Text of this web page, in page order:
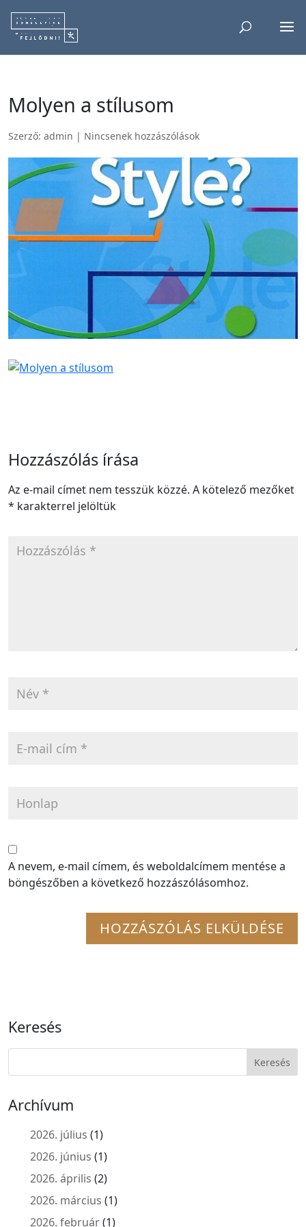
Molyen a stílusom
Szerző: admin | Nincsenek hozzászólások
Hozzászólás írása
Az e-mail címet nem tesszük közzé. A kötelező mezőket
* karakterrel jelöltük
A nevem, e-mail címem, és weboldalcímem mentése a
böngészőben a következő hozzászólásomhoz.
Keresés
Archívum
2026. július (1)
2026. június (1)
2026. április (2)
2026. március (1)
2026. február(1)